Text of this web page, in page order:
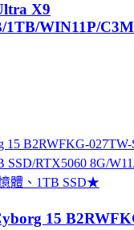
X9
1TB/WIN11P/
體、1TB SSD★
15